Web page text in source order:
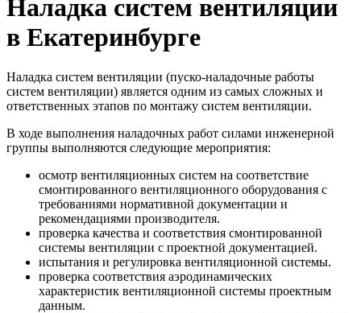
Наладка систем вентиляции
в Екатеринбурге
Наладка систем вентиляции (пуско-наладочные работы
систем вентиляции) является одним из самых сложных и
ответственных этапов по монтажу систем вентиляции.
В ходе выполнения наладочных работ силами инженерной
группы выполняются следующие мероприятия:
осмотр вентиляционных систем на соответствие
смонтированного вентиляционного оборудования с
требованиями нормативной документации и
рекомендациями производителя.
проверка качества и соответствия смонтированной
системы вентиляции с проектной документацией.
испытания и регулировка вентиляционной системы.
проверка соответствия аэродинамических
характеристик вентиляционной системы проектным
данным.